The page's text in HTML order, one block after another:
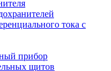
тока с
прибор
щитов